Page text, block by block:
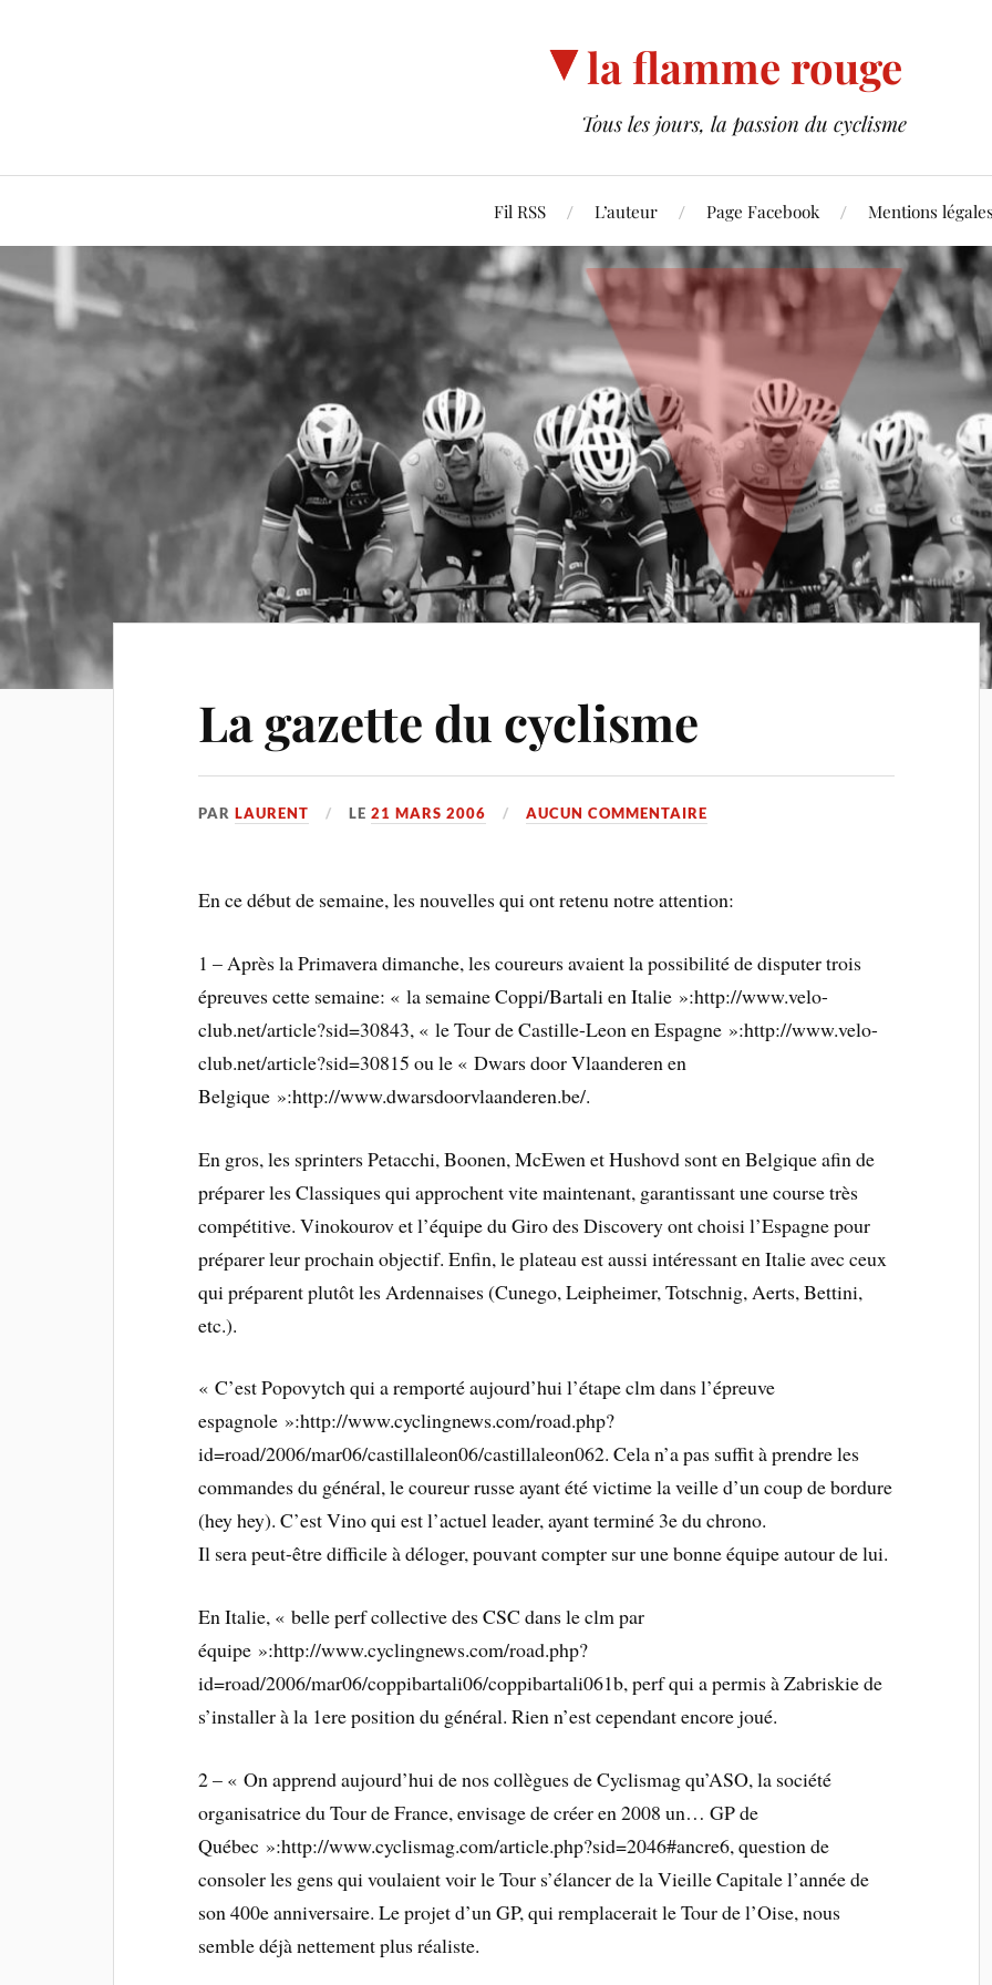
la flamme rouge
Tous les jours, la passion du cyclisme
Fil RSS L’auteur Page Facebook Mentions
La gazette du cyclisme
PARLAURENT LE21 MARS 2006 AUCUN COMMENTAIRE
En ce début de semaine, les nouvelles qui ont retenu notre attention:
1 – Après la Primavera dimanche, les coureurs avaient la possibilité de disputer trois
épreuves cette semaine: « la semaine Coppi/Bartali en Italie »:http://www.velo-
club.net/article?sid=30843, « le Tour de Castille-Leon en Espagne »:http://www.velo-
club.net/article?sid=30815 ou le « Dwars door Vlaanderen en
Belgique »:http://www.dwarsdoorvlaanderen.be/.
En gros, les sprinters Petacchi, Boonen, McEwen et Hushovd sont en Belgique afin de
préparer les Classiques qui approchent vite maintenant, garantissant une course très
compétitive. Vinokourov et l’équipe du Giro des Discovery ont choisi l’Espagne pour
préparer leur prochain objectif. Enfin, le plateau est aussi intéressant en Italie avec ceux
qui préparent plutôt les Ardennaises (Cunego, Leipheimer, Totschnig, Aerts, Bettini,
etc.).
« C’est Popovytch qui a remporté aujourd’hui l’étape clm dans l’épreuve
espagnole »:http://www.cyclingnews.com/road.php?
id=road/2006/mar06/castillaleon06/castillaleon062. Cela n’a pas suffit à prendre les
commandes du général, le coureur russe ayant été victime la veille d’un coup de bordure
(hey hey). C’est Vino qui est l’actuel leader, ayant terminé 3e du chrono.
Il sera peut-être difficile à déloger, pouvant compter sur une bonne équipe autour de lui.
En Italie, « belle perf collective des CSC dans le clm par
équipe »:http://www.cyclingnews.com/road.php?
id=road/2006/mar06/coppibartali06/coppibartali061b, perf qui a permis à Zabriskie de
s’installer à la 1ere position du général. Rien n’est cependant encore joué.
2 – « On apprend aujourd’hui de nos collègues de Cyclismag qu’ASO, la société
organisatrice du Tour de France, envisage de créer en 2008 un… GP de
Québec »:http://www.cyclismag.com/article.php?sid=2046#ancre6, question de
consoler les gens qui voulaient voir le Tour s’élancer de la Vieille Capitale l’année de
son 400e anniversaire. Le projet d’un GP, qui remplacerait le Tour de l’Oise, nous
semble déjà nettement plus réaliste.